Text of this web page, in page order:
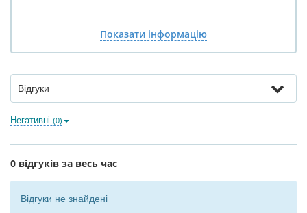
Показати інформацію
Відгуки
Негативні (0)
0 відгуків за весь час
Відгуки не знайдені